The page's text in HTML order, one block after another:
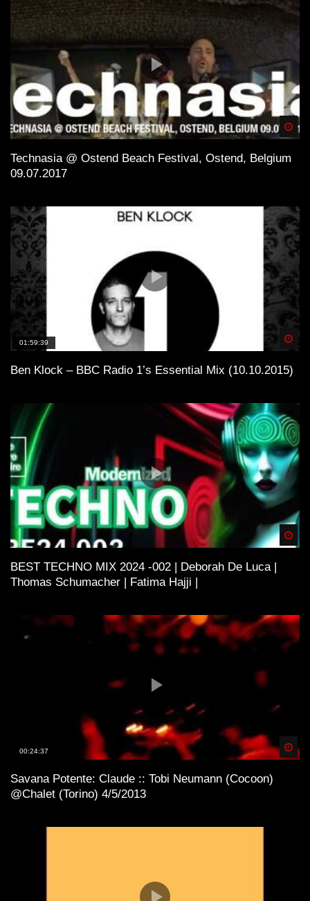
Technasia @ Ostend Beach Festival, Ostend, Belgium
09.07.2017
01:59:39
Ben Klock – BBC Radio 1’s Essential Mix (10.10.2015)
BEST TECHNO MIX 2024 -002 | Deborah De Luca |
Thomas Schumacher | Fatima Hajji |
00:24:37
Savana Potente: Claude :: Tobi Neumann (Cocoon)
@Chalet (Torino) 4/5/2013